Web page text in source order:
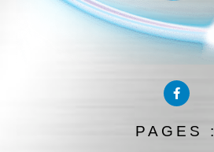
F
a
c
b
PAGES :